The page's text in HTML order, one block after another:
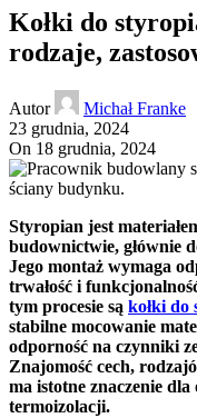
Kołki do
rodzaje,
Autor
Michał Franke
23 grudnia, 2024
On 18 grudnia, 2024
Styropian jest
budownictwie, głównie
Jego montaż wymaga
trwałość i
tym procesie są kołki do
stabilne mocowanie
odporność na czynniki
Znajomość cech,
ma istotne znaczenie
termoizolacji.